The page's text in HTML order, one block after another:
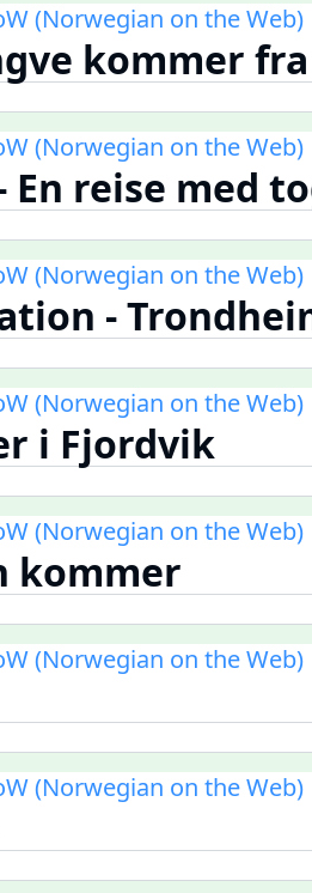
(Norwegian on the Web)
kommer
(Norwegian on the Web)
En reise med
(Norwegian on the Web)
-
(Norwegian on the Web)
i Fjordvik
(Norwegian on the Web)
kommer
(Norwegian on the Web)
(Norwegian on the Web)